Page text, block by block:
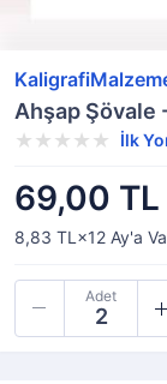
Ahşap Şövale
İlk
69,00 TL
8,83 TL×12 Ay'a
Adet